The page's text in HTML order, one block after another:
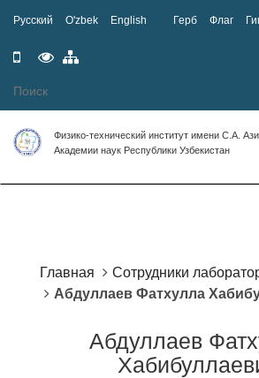
Русский O'zbek English Герб Флаг
версиявозможности
Физико-технический институт имени С.А.
Академии наук Республики Узбекистан
Главная
Сотрудники
Абдуллаев Фатхулла
Абдуллаев